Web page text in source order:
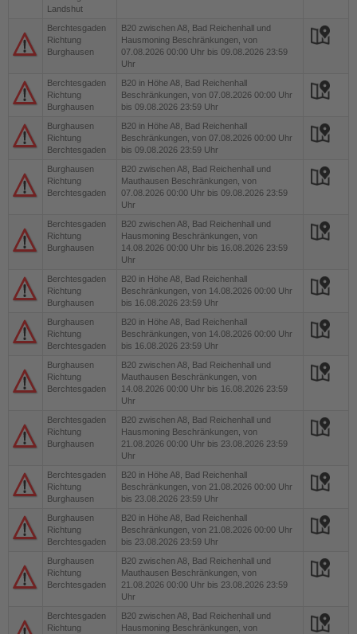
Landshut
Berchtesgaden
Richtung
Burghausen
B20 zwischen A8, Bad Reichenhall und
Hausmoning Beschränkungen, von
07.08.2026 00:00 Uhr bis 09.08.2026 23:59
Uhr
Berchtesgaden
Richtung
Burghausen
B20 in Höhe A8, Bad Reichenhall
Beschränkungen, von 07.08.2026 00:00 Uhr
bis 09.08.2026 23:59 Uhr
Burghausen
Richtung
Berchtesgaden
B20 in Höhe A8, Bad Reichenhall
Beschränkungen, von 07.08.2026 00:00 Uhr
bis 09.08.2026 23:59 Uhr
Burghausen
Richtung
Berchtesgaden
B20 zwischen A8, Bad Reichenhall und
Mauthausen Beschränkungen, von
07.08.2026 00:00 Uhr bis 09.08.2026 23:59
Uhr
Berchtesgaden
Richtung
Burghausen
B20 zwischen A8, Bad Reichenhall und
Hausmoning Beschränkungen, von
14.08.2026 00:00 Uhr bis 16.08.2026 23:59
Uhr
Berchtesgaden
Richtung
Burghausen
B20 in Höhe A8, Bad Reichenhall
Beschränkungen, von 14.08.2026 00:00 Uhr
bis 16.08.2026 23:59 Uhr
Burghausen
Richtung
Berchtesgaden
B20 in Höhe A8, Bad Reichenhall
Beschränkungen, von 14.08.2026 00:00 Uhr
bis 16.08.2026 23:59 Uhr
Burghausen
Richtung
Berchtesgaden
B20 zwischen A8, Bad Reichenhall und
Mauthausen Beschränkungen, von
14.08.2026 00:00 Uhr bis 16.08.2026 23:59
Uhr
Berchtesgaden
Richtung
Burghausen
B20 zwischen A8, Bad Reichenhall und
Hausmoning Beschränkungen, von
21.08.2026 00:00 Uhr bis 23.08.2026 23:59
Uhr
Berchtesgaden
Richtung
Burghausen
B20 in Höhe A8, Bad Reichenhall
Beschränkungen, von 21.08.2026 00:00 Uhr
bis 23.08.2026 23:59 Uhr
Burghausen
Richtung
Berchtesgaden
B20 in Höhe A8, Bad Reichenhall
Beschränkungen, von 21.08.2026 00:00 Uhr
bis 23.08.2026 23:59 Uhr
Burghausen
Richtung
Berchtesgaden
B20 zwischen A8, Bad Reichenhall und
Mauthausen Beschränkungen, von
21.08.2026 00:00 Uhr bis 23.08.2026 23:59
Uhr
Berchtesgaden
Richtung
B20 zwischen A8, Bad Reichenhall und
Hausmoning Beschränkungen, von